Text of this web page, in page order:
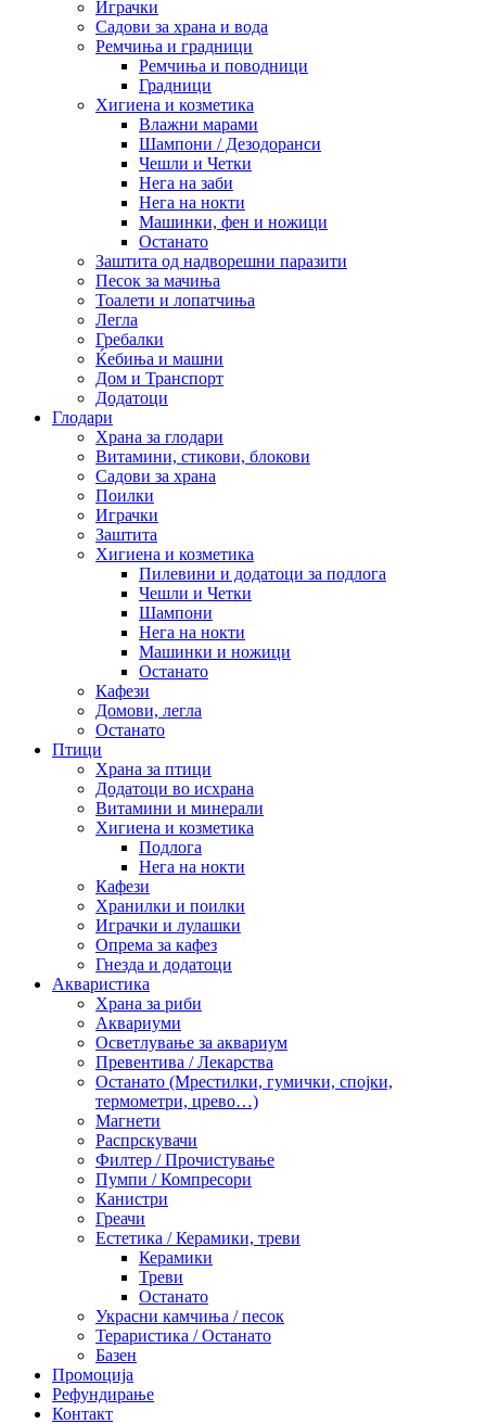
Играчки
Садови за храна и вода
Ремчиња и градници
Ремчиња и поводници
Градници
Хигиена и козметика
Влажни марами
Шампони / Дезодоранси
Чешли и Четки
Нега на заби
Нега на нокти
Машинки, фен и ножици
Останато
Заштита од надворешни паразити
Песок за мачиња
Тоалети и лопатчиња
Легла
Гребалки
Ќебиња и машни
Дом и Транспорт
Додатоци
Глодари
Храна за глодари
Витамини, стикови, блокови
Садови за храна
Поилки
Играчки
Заштита
Хигиена и козметика
Пилевини и додатоци за подлога
Чешли и Четки
Шампони
Нега на нокти
Машинки и ножици
Останато
Кафези
Домови, легла
Останато
Птици
Храна за птици
Додатоци во исхрана
Витамини и минерали
Хигиена и козметика
Подлога
Нега на нокти
Кафези
Хранилки и поилки
Играчки и лулашки
Опрема за кафез
Гнезда и додатоци
Акваристика
Храна за риби
Аквариуми
Осветлување за аквариум
Превентива / Лекарства
Останато (Мрестилки, гумички, спојки,
термометри, црево…)
Магнети
Распрскувачи
Филтер / Прочистување
Пумпи / Компресори
Канистри
Греачи
Естетика / Керамики, треви
Керамики
Треви
Останато
Украсни камчиња / песок
Тераристика / Останато
Базен
Промоција
Рефундирање
Контакт